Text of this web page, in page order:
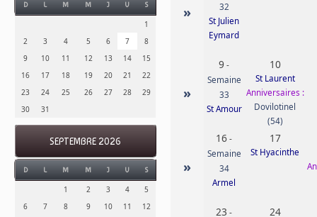
D L M M J V S
1
2
3 4 5 6 7
8
9
10 11 12 13 14
15
16
17 18 19 20 21
22
23
24 25 26 27 28
29
30
31
SEPTEMBRE 2026
D L M M J V S
1 2 3 4
5
6
7 8 9 10 11 12
»
32
St Julien
Eymard
»
9 -
Semaine
33
St Amour
10
St Laurent
Anniversaires :
Dovilotinel
(54)
»
16 -
Semaine
34
Armel
17
St Hyacinthe
23 - 24